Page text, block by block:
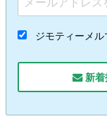
ジモティーメ
新着